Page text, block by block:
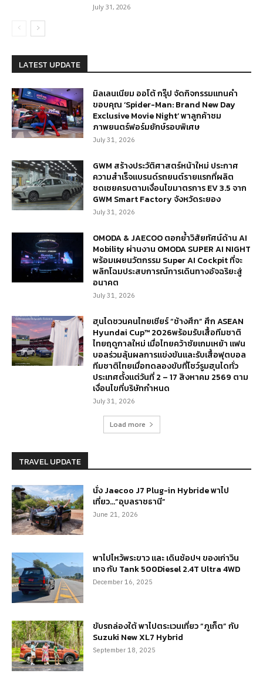
July 31, 2026
LATEST UPDATE
มิลเลนเนียม ออโต้ กรุ๊ป จัดกิจกรรมแทนคำ
ขอบคุณ ‘Spider-Man: Brand New Day
Exclusive Movie Night’ พาลูกค้าชม
ภาพยนตร์ฟอร์มยักษ์รอบพิเศษ
July 31, 2026
GWM สร้างประวัติศาสตร์หน้าใหม่ ประกาศ
ความสำเร็จแบรนด์รถยนต์รายแรกที่ผลิต
ชดเชยครบตามเงื่อนไขมาตรการ EV 3.5 จาก
GWM Smart Factory จังหวัดระยอง
July 31, 2026
OMODA & JAECOO ตอกย้ำวิสัยทัศน์ด้าน AI
Mobility ผ่านงาน OMODA SUPER AI NIGHT
พร้อมเผยนวัตกรรม Super AI Cockpit ที่จะ
พลิกโฉมประสบการณ์การเดินทางอัจฉริยะสู่
อนาคต
July 31, 2026
ฮุนไดชวนคนไทยเชียร์ “ช้างศึก” ศึก ASEAN
Hyundai Cup™ 2026พร้อมรับเสื้อทีมชาติ
ไทยฤดูกาลใหม่ เมื่อไทยคว้าชัยเกมเหย้า แฟน
บอลร่วมลุ้นผลการแข่งขันและรับเสื้อฟุตบอล
ทีมชาติไทยเมื่อทดลองขับที่โชว์รูมฮุนไดทั่ว
ประเทศตั้งแต่วันที่ 2 – 17 สิงหาคม 2569 ตาม
เงื่อนไขที่บริษัทกำหนด
July 31, 2026
Load more
TRAVEL UPDATE
นั่ง Jaecoo J7 Plug-in Hybride พาไป
เที่ยว…”อุบลราชธานี”
June 21, 2026
พาไปไหว้พระขาว และ เดินช้อปฯ ของเก่าวิน
เทจ กับ Tank 500Diesel 2.4T Ultra 4WD
December 16, 2025
ขับรถล่องใต้ พาไปตระเวนเที่ยว “ภูเก็ต” กับ
Suzuki New XL7 Hybrid
September 18, 2025